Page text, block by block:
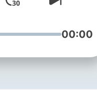
00:00